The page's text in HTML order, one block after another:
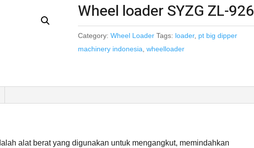
Wheel loader SYZG ZL-926
Category:Wheel Loader Tags: loader, pt big dipper
machinery indonesia ,wheelloader
alat berat yang digunakan untuk mengangkut, memindahkan